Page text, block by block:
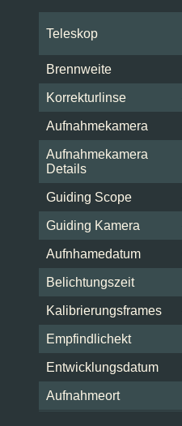
Teleskop
Brennweite
Korrekturlinse
Aufnahmekamera
Aufnahmekamera
Details
Guiding Scope
Guiding Kamera
Aufnhamedatum
Belichtungszeit
Kalibrierungsframes
Empfindlichekt
Entwicklungsdatum
Aufnahmeort